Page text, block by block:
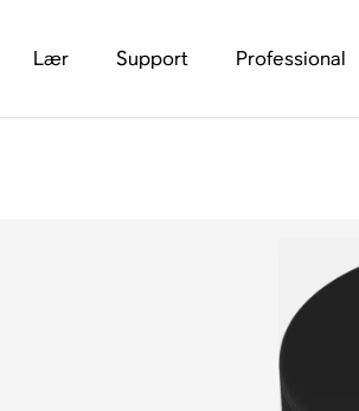
Lær Support Professional